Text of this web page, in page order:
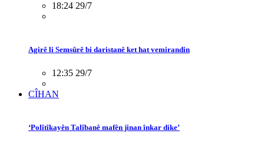
18:24 29/7
Agirê li Semsûrê bi daristanê ket hat vemirandin
12:35 29/7
CÎHAN
‘Polîtîkayên Talîbanê mafên jinan înkar dike’